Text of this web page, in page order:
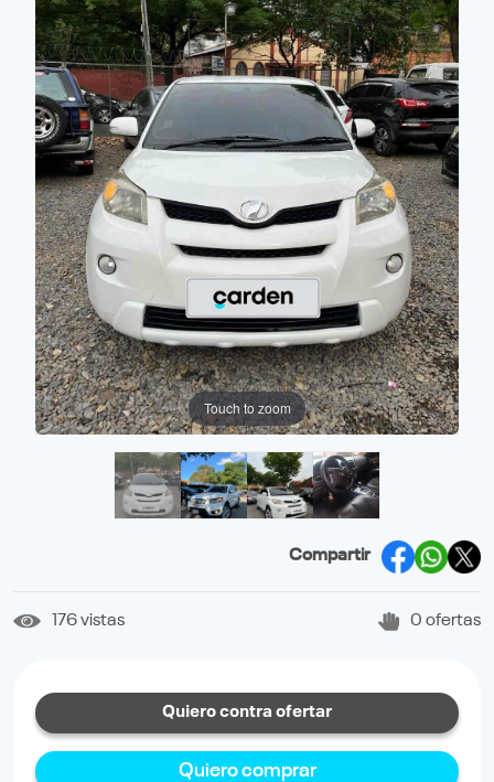
Touch to zoom
Compartir
176 vistas 0 ofertas
Quiero contra ofertar
Quiero comprar